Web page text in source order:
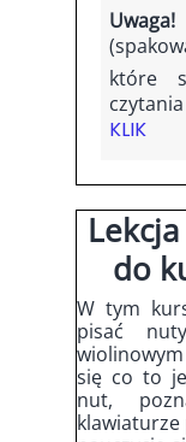
które
KLIK
do
W tym
pisać
się co to
nut,